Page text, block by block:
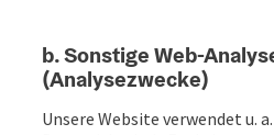
b. Sonstige Web-
(Analysezwecke)
Unsere Website verwendet u.